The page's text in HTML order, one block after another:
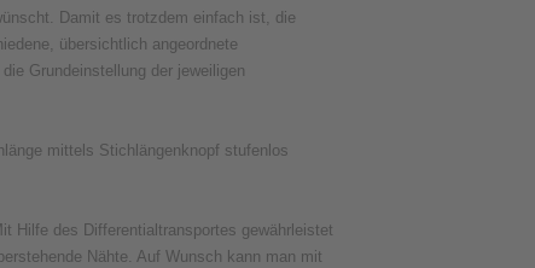
Damit es trotzdem einfach ist, die
übersichtlich angeordnete
Grundeinstellung der jeweiligen
mittels Stichlängenknopf stufenlos
Hilfe des Differentialtransportes gewährleistet
Nähte. Auf Wunsch kann man mit